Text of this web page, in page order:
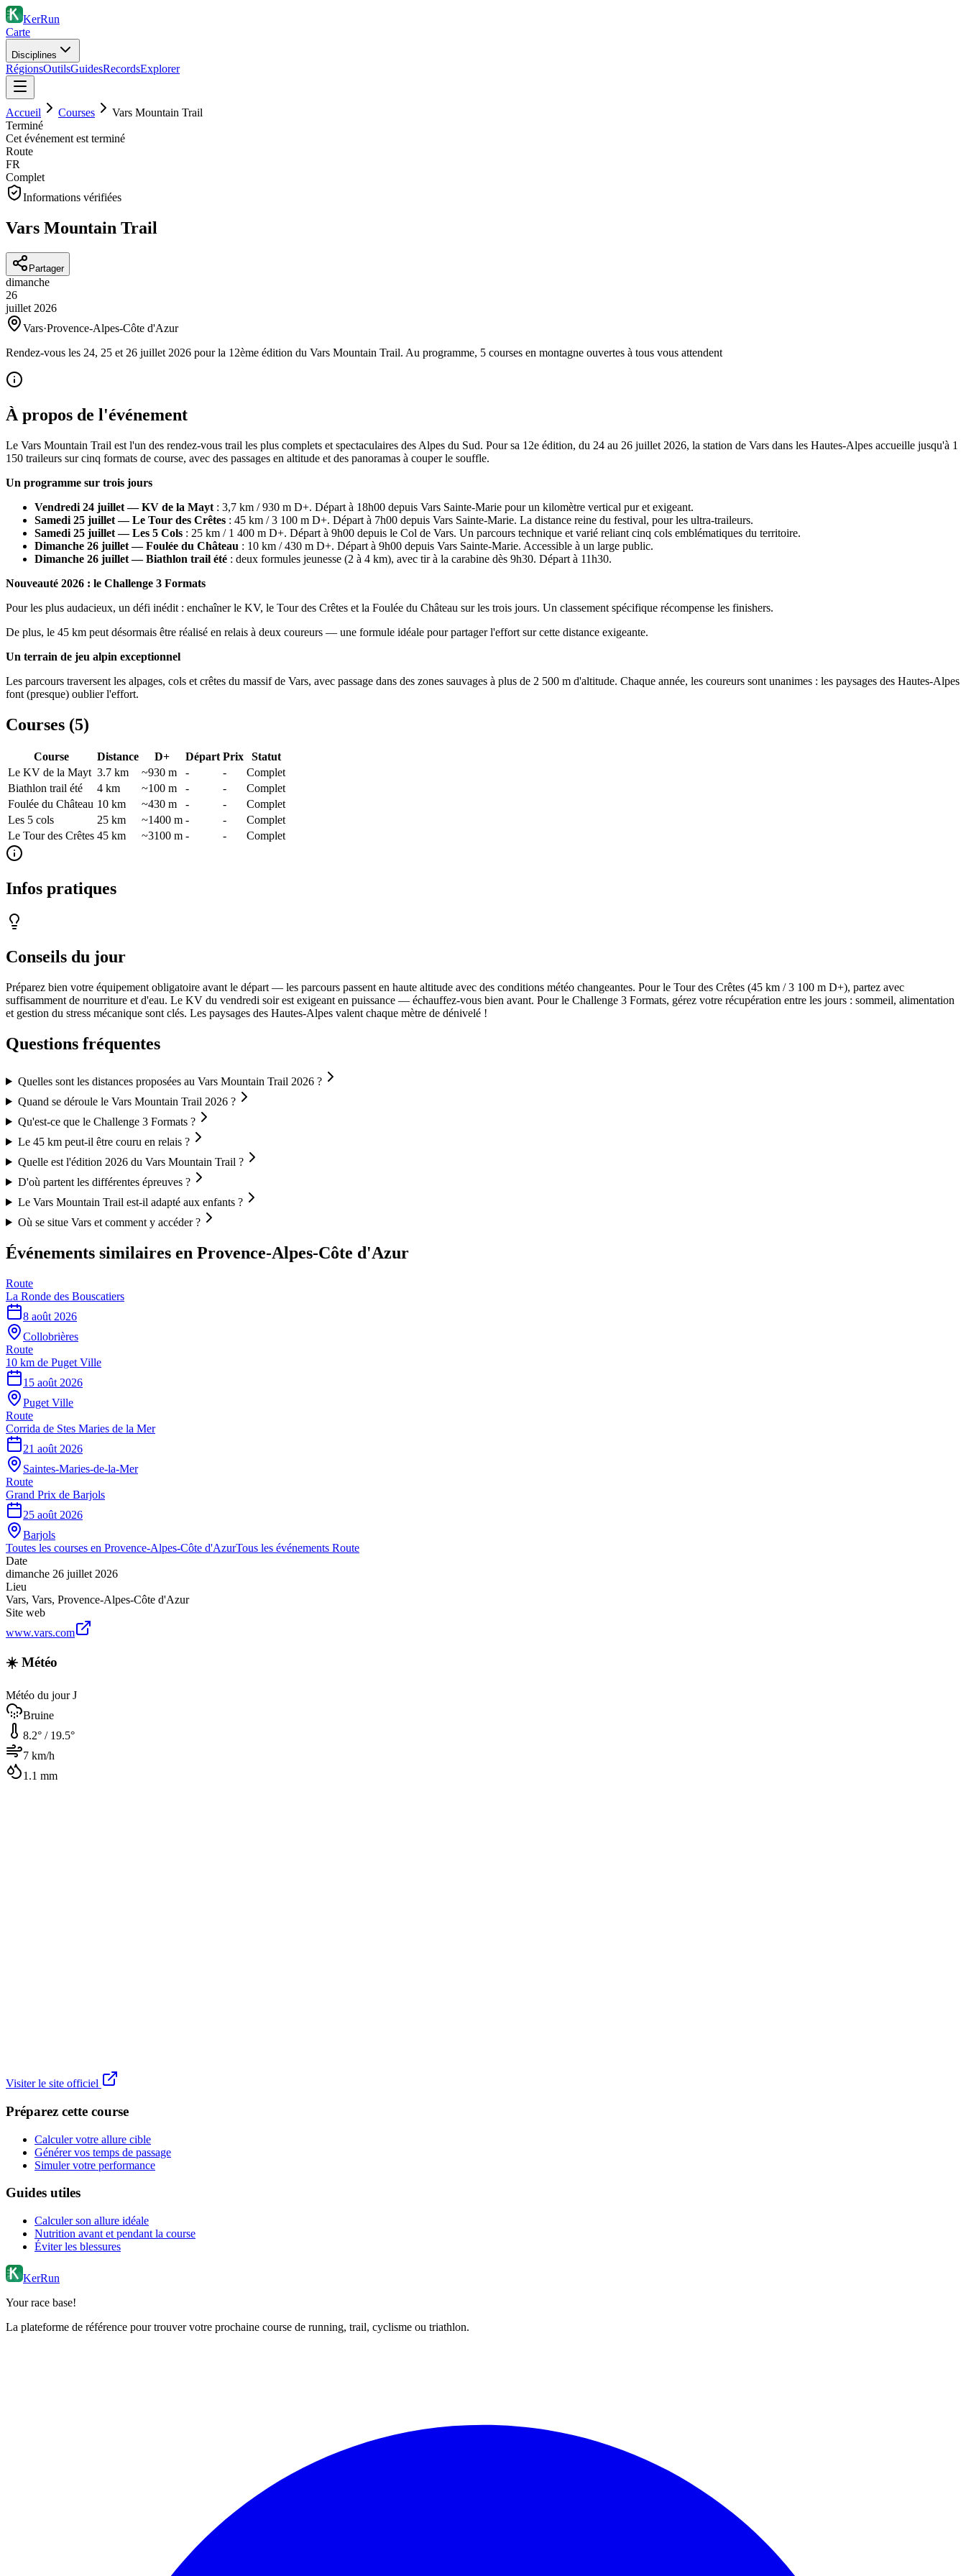
KerRun
Carte
Disciplines
RégionsOutilsGuidesRecordsExplorer
Accueil Courses
Vars Mountain Trail
Terminé
Cet événement est terminé
Route
FR
Complet
Informations vérifiées
Vars Mountain Trail
Partager
dimanche
26
juillet 2026
Vars·Provence-Alpes-Côte d'Azur
Rendez-vous les 24, 25 et 26 juillet 2026 pour la 12ème édition du Vars Mountain Trail. Au programme, 5 courses en montagne ouvertes à tous vous attendent
À propos de l'événement
Le Vars Mountain Trail est l'un des rendez-vous trail les plus complets et spectaculaires des Alpes du Sud. Pour sa 12e édition, du 24 au 26 juillet 2026, la station de Vars dans les Hautes-Alpes accueille jusqu'à 1
150 traileurs sur cinq formats de course, avec des passages en altitude et des panoramas à couper le souffle.
Un programme sur trois jours
Vendredi 24 juillet — KV de la Mayt : 3,7 km / 930 m D+. Départ à 18h00 depuis Vars Sainte-Marie pour un kilomètre vertical pur et exigeant.
Samedi 25 juillet — Le Tour des Crêtes : 45 km / 3 100 m D+. Départ à 7h00 depuis Vars Sainte-Marie. La distance reine du festival, pour les ultra-traileurs.
Samedi 25 juillet — Les 5 Cols : 25 km / 1 400 m D+. Départ à 9h00 depuis le Col de Vars. Un parcours technique et varié reliant cinq cols emblématiques du territoire.
Dimanche 26 juillet — Foulée du Château : 10 km / 430 m D+. Départ à 9h00 depuis Vars Sainte-Marie. Accessible à un large public.
Dimanche 26 juillet — Biathlon trail été : deux formules jeunesse (2 à 4 km), avec tir à la carabine dès 9h30. Départ à 11h30.
Nouveauté 2026 : le Challenge 3 Formats
Pour les plus audacieux, un défi inédit : enchaîner le KV, le Tour des Crêtes et la Foulée du Château sur les trois jours. Un classement spécifique récompense les finishers.
De plus, le 45 km peut désormais être réalisé en relais à deux coureurs — une formule idéale pour partager l'effort sur cette distance exigeante.
Un terrain de jeu alpin exceptionnel
Les parcours traversent les alpages, cols et crêtes du massif de Vars, avec passage dans des zones sauvages à plus de 2 500 m d'altitude. Chaque année, les coureurs sont unanimes : les paysages des Hautes-Alpes
font (presque) oublier l'effort.
Courses (5)
Course Distance D+ Départ Prix
Statut
Le KV de la Mayt 3.7 km ~930 m - -
Complet
Biathlon trail été
4 km ~100 m - -
Complet
Foulée du Château 10 km ~430 m - -
Complet
Les 5 cols
25 km ~1400 m - -
Complet
Le Tour des Crêtes 45 km ~3100 m - - Complet
Infos pratiques
Conseils du jour
Préparez bien votre équipement obligatoire avant le départ — les parcours passent en haute altitude avec des conditions météo changeantes. Pour le Tour des Crêtes (45 km / 3 100 m D+), partez avec
suffisamment de nourriture et d'eau. Le KV du vendredi soir est exigeant en puissance — échauffez-vous bien avant. Pour le Challenge 3 Formats, gérez votre récupération entre les jours : sommeil, alimentation
et gestion du stress mécanique sont clés. Les paysages des Hautes-Alpes valent chaque mètre de dénivelé !
Questions fréquentes
Quelles sont les distances proposées au Vars Mountain Trail 2026 ?
Quand se déroule le Vars Mountain Trail 2026 ?
Qu'est-ce que le Challenge 3 Formats ?
Le 45 km peut-il être couru en relais ?
Quelle est l'édition 2026 du Vars Mountain Trail ?
D'où partent les différentes épreuves ?
Le Vars Mountain Trail est-il adapté aux enfants ?
Où se situe Vars et comment y accéder ?
Événements similaires en Provence-Alpes-Côte d'Azur
Route
La Ronde des Bouscatiers
8 août 2026
Collobrières
Route
10 km de Puget Ville
15 août 2026
Puget Ville
Route
Corrida de Stes Maries de la Mer
21 août 2026
Saintes-Maries-de-la-Mer
Route
Grand Prix de Barjols
25 août 2026
Barjols
Toutes les courses en Provence-Alpes-Côte d'AzurTous les événements Route
Date
dimanche 26 juillet 2026
Lieu
Vars, Vars, Provence-Alpes-Côte d'Azur
Site web
www.vars.com
☀️ Météo
Météo du jour J
Bruine
8.2° / 19.5°
7 km/h
1.1 mm
Visiter le site officiel
Préparez cette course
Calculer votre allure cible
Générer vos temps de passage
Simuler votre performance
Guides utiles
Calculer son allure idéale
Nutrition avant et pendant la course
Éviter les blessures
KerRun
Your race base!
La plateforme de référence pour trouver votre prochaine course de running, trail, cyclisme ou triathlon.